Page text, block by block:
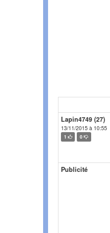
Lapin4749 (27)
13/11/2015 à 10:55
1 0
Publicité